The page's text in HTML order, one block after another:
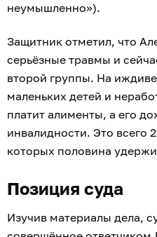
неумышленно»).
Защитник отметил, что
серьёзные травмы и
второй группы. На
маленьких детей и
платит алименты, а его
инвалидности. Это всего
которых половина
Позиция суда
Изучив материалы дела,